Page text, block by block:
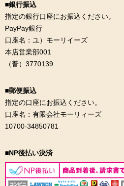
■銀行振込
指定の銀行口座にお振込ください。
PayPay銀行
口座名：ユ）モーリイーズ
本店営業部001
（普）3770139
■郵便振込
指定の口座にお振込ください。
口座名：有限会社モーリィーズ
10700-34850781
■NP後払い決済